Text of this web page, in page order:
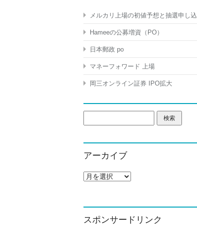
メルカリ上場の初値予想と抽選申し
Hameeの公募増資（PO）
日本郵政 po
マネーフォワード 上場
岡三オンライン証券 IPO拡大
索:
アーカイブ
ア
イ
ブ
スポンサードリンク